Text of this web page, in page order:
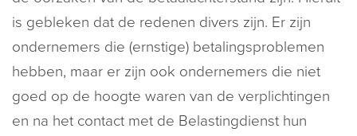
is gebleken dat de redenen divers zijn. Er zijn
ondernemers die (ernstige) betalingsproblemen
hebben, maar er zijn ook ondernemers die niet
goed op de hoogte waren van de verplichtingen
en na het contact met de Belastingdienst hun